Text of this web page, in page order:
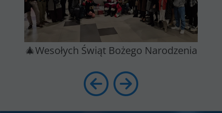
🎄Wesołych Świąt Bożego Narodzenia